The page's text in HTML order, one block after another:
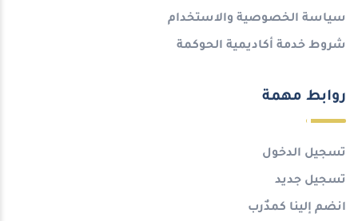
سياسة الخصوصية والاستخدام
شروط خدمة أكاديمية الحوكمة
روابط مهمة
تسجيل الدخول
تسجيل جديد
انضم إلينا كمدٌرب